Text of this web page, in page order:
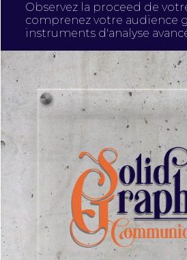
Observez la proceed de
comprenez votre audience
instruments d'analyse